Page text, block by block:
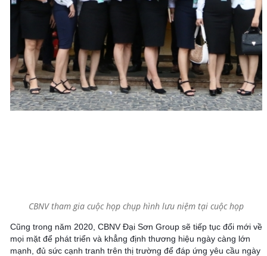
CBNV tham gia cuộc họp chụp hình lưu niệm tại cuộc họp
Cũng trong năm 2020, CBNV Đại Sơn Group sẽ tiếp tục đổi mới về
mọi mặt để phát triển và khẳng định thương hiệu ngày càng lớn
mạnh, đủ sức cạnh tranh trên thị trường để đáp ứng yêu cầu ngày